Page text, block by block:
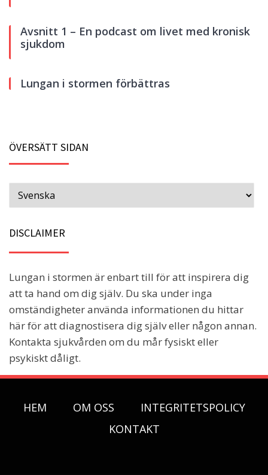
Avsnitt 1 – En podcast om livet med kronisk
sjukdom
Lungan i stormen förbättras
ÖVERSÄTT SIDAN
DISCLAIMER
Lungan i stormen är enbart till för att inspirera dig
att ta hand om dig själv. Du ska under inga
omständigheter använda informationen du hittar
här för att diagnostisera dig själv eller någon annan.
Kontakta sjukvården om du mår fysiskt eller
psykiskt dåligt.
HEM OM OSS
INTEGRITETSPOLICY
KONTAKT